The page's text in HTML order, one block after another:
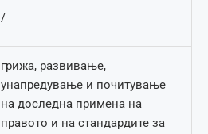
/
грижа, развивање,
унапредување и почитување
на доследна примена на
правото и на стандардите за